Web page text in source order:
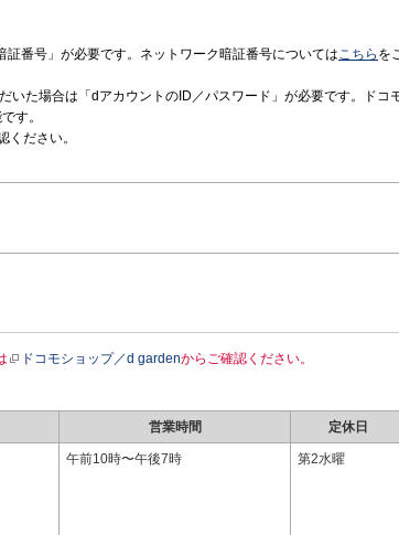
番号」が必要です。ネットワーク暗証番号についてはこちら を
いた場合は「dアカウントのID／パスワード」が必要です。ドコ
す。
ください。
ドコモショップ／d gardenからご確認ください。
営業時間 定休日
午前10時〜午後7時 第2水曜